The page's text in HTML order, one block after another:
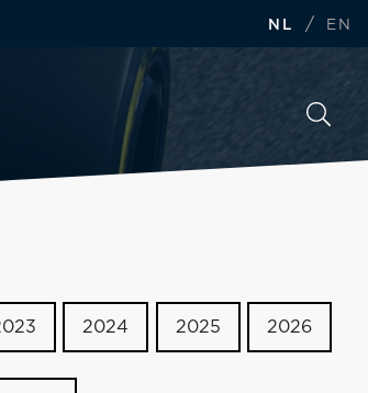
NL / EN
2024 2025 2026